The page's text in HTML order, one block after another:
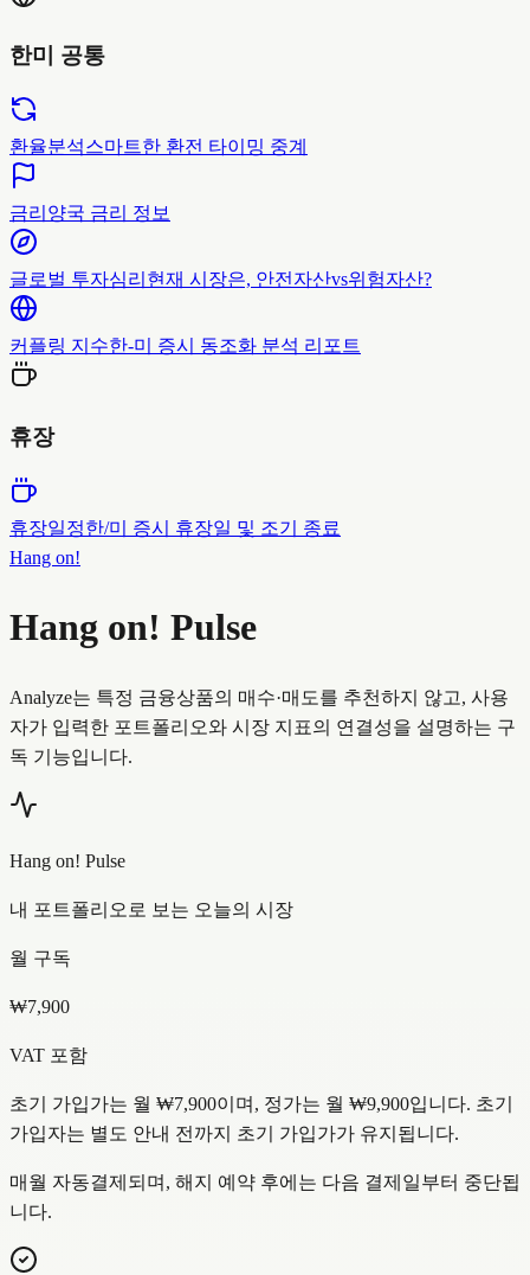
한미 공통
환율분석스마트한 환전 타이밍 중계
금리 양국 금리 정보
글로벌 투자심리 현재 시장은, 안전자산vs위험자산?
커플링 지수한-미 증시 동조화 분석 리포트
휴장
휴장일정한/미 증시 휴장일 및 조기 종료
Hang on!
Hang on! Pulse
Analyze는 특정 금융상품의 매수·매도를 추천하지 않고, 사용
자가 입력한 포트폴리오와 시장 지표의 연결성을 설명하는 구
독 기능입니다.
Hang on! Pulse
내 포트폴리오로 보는 오늘의 시장
월 구독
₩7,900
VAT 포함
초기 가입가는 월 ₩7,900이며, 정가는 월 ₩9,900입니다. 초기
가입자는 별도 안내 전까지 초기 가입가가 유지됩니다.
매월 자동결제되며, 해지 예약 후에는 다음 결제일부터 중단됩
니다.